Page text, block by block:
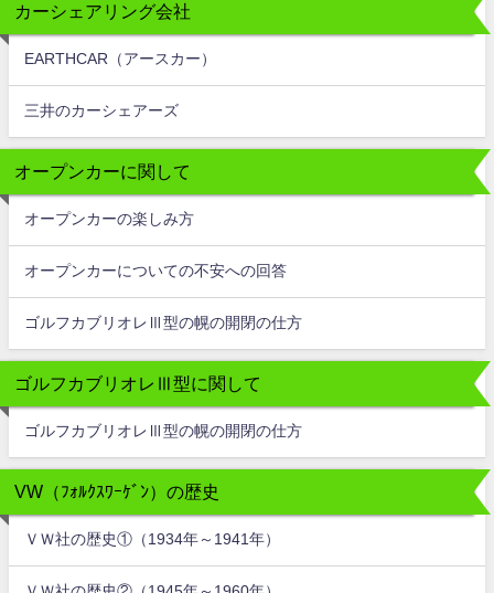
カーシェアリング会社
EARTHCAR（アースカー）
三井のカーシェアーズ
オープンカーに関して
オープンカーの楽しみ方
オープンカーについての不安への回答
ゴルフカブリオレⅢ型の幌の開閉の仕方
ゴルフカブリオレⅢ型に関して
ゴルフカブリオレⅢ型の幌の開閉の仕方
VW（ﾌｫﾙｸｽﾜｰｹﾞﾝ）の歴史
ＶＷ社の歴史①（1934年～1941年）